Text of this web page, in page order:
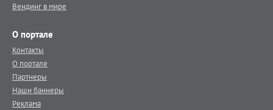
Вендинг в мире
О портале
Контакты
О портале
Партнеры
Наши баннеры
Реклама